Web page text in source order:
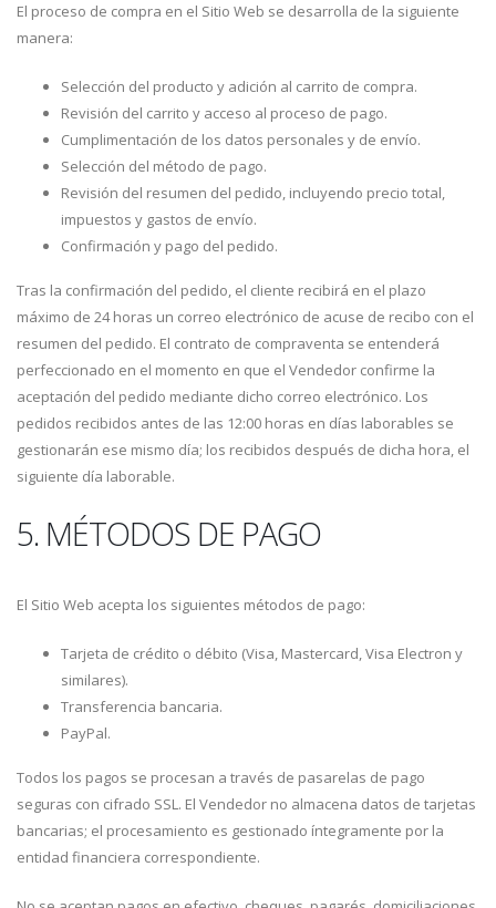
El proceso de compra en el Sitio Web se desarrolla de la siguiente
manera:
Selección del producto y adición al carrito de compra.
Revisión del carrito y acceso al proceso de pago.
Cumplimentación de los datos personales y de envío.
Selección del método de pago.
Revisión del resumen del pedido, incluyendo precio total,
impuestos y gastos de envío.
Confirmación y pago del pedido.
Tras la confirmación del pedido, el cliente recibirá en el plazo
máximo de 24 horas un correo electrónico de acuse de recibo con el
resumen del pedido. El contrato de compraventa se entenderá
perfeccionado en el momento en que el Vendedor confirme la
aceptación del pedido mediante dicho correo electrónico. Los
pedidos recibidos antes de las 12:00 horas en días laborables se
gestionarán ese mismo día; los recibidos después de dicha hora, el
siguiente día laborable.
5. MÉTODOS DE PAGO
El Sitio Web acepta los siguientes métodos de pago:
Tarjeta de crédito o débito (Visa, Mastercard, Visa Electron y
similares).
Transferencia bancaria.
PayPal.
Todos los pagos se procesan a través de pasarelas de pago
seguras con cifrado SSL. El Vendedor no almacena datos de tarjetas
bancarias; el procesamiento es gestionado íntegramente por la
entidad financiera correspondiente.